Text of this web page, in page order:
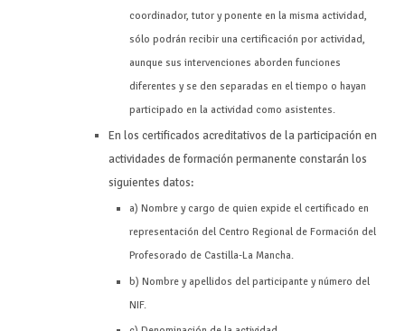
coordinador, tutor y ponente en la misma actividad,
sólo podrán recibir una certificación por actividad,
aunque sus intervenciones aborden funciones
diferentes y se den separadas en el tiempo o hayan
participado en la actividad como asistentes.
En los certificados acreditativos de la participación en
actividades de formación permanente constarán los
siguientes datos:
a) Nombre y cargo de quien expide el certificado en
representación del Centro Regional de Formación del
Profesorado de Castilla-La Mancha.
b) Nombre y apellidos del participante y número del
NIF.